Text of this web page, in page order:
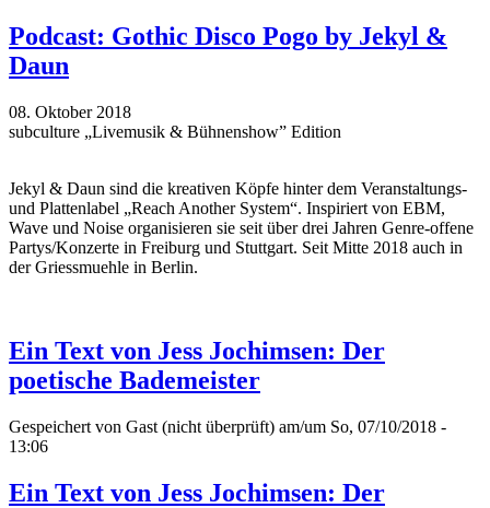
Podcast: Gothic Disco Pogo by Jekyl &
Daun
08. Oktober 2018
subculture „Livemusik & Bühnenshow” Edition
Jekyl & Daun sind die kreativen Köpfe hinter dem Veranstaltungs-
und Plattenlabel „Reach Another System“. Inspiriert von EBM,
Wave und Noise organisieren sie seit über drei Jahren Genre-offene
Partys/Konzerte in Freiburg und Stuttgart. Seit Mitte 2018 auch in
der Griessmuehle in Berlin.
Ein Text von Jess Jochimsen: Der
poetische Bademeister
Gespeichert von Gast (nicht überprüft) am/um So, 07/10/2018 -
13:06
Ein Text von Jess Jochimsen: Der